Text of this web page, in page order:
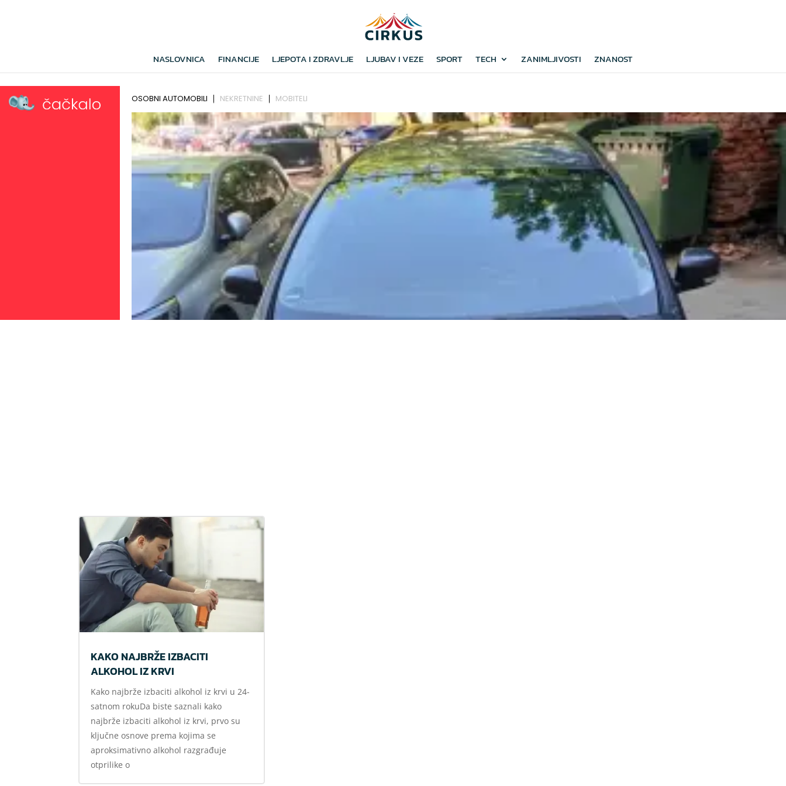
NASLOVNICA FINANCIJE LJEPOTA I ZDRAVLJE LJUBAV I VEZE SPORT TECH ZANIMLJIVOSTI ZNANOST
KAKO NAJBRŽE IZBACITI
ALKOHOL IZ KRVI
Kako najbrže izbaciti alkohol iz krvi u 24-
satnom rokuDa biste saznali kako
najbrže izbaciti alkohol iz krvi, prvo su
ključne osnove prema kojima se
aproksimativno alkohol razgrađuje
otprilike o